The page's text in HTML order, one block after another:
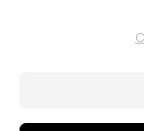
© Copyright 2026
Politique de